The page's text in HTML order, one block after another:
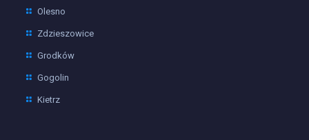
Olesno
Zdzieszowice
Grodków
Gogolin
Kietrz